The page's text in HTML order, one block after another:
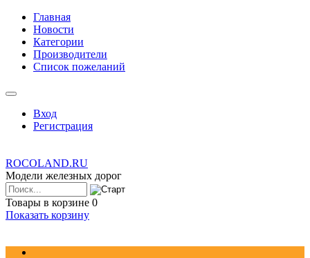
Главная
Новости
Категории
Производители
Список пожеланий
Вход
Регистрация
ROCOLAND.RU
Модели железных дорог
Товары в корзине 0
Показать корзину